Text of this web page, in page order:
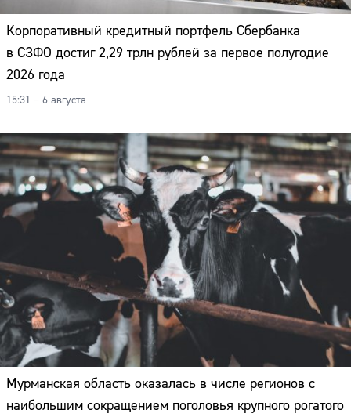
Корпоративный кредитный портфель Сбербанка
в СЗФО достиг 2,29 трлн рублей за первое полугодие
2026 года
15:31 – 6 августа
Мурманская область оказалась в числе регионов с
наибольшим сокращением поголовья крупного рогатого